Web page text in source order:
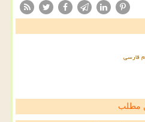
فارسی
مطلب